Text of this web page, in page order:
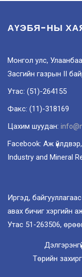
АҮЭБЯ-НЫ
Монгол улс,
Засгийн газрын II
Утас: (51)-264155
Факс: (11)-318169
Цахим шуудан:
Facebook: Аж
Industry and Mineral
Иргэд,
авах бичиг хэргийн
Утас 51-263506,
Төрийн